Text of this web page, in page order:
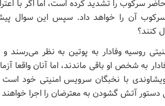
سرکوب را تشدید کرده است، اما اگر با
آن را خواهد داد. سپس این سوال
کنند؟
وفادار به شخص او باقی ماندند، اما آنان
با نخبگان سرویس امنیتی خود
دستور آتش گشودن به معترضان را اجرا خواهند